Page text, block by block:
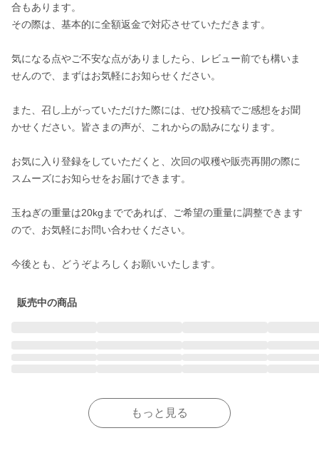
合もあります。
その際は、基本的に全額返金で対応させていただきます。
気になる点やご不安な点がありましたら、レビュー前でも構いま
せんので、まずはお気軽にお知らせください。
また、召し上がっていただけた際には、ぜひ投稿でご感想をお聞
かせください。皆さまの声が、これからの励みになります。
お気に入り登録をしていただくと、次回の収穫や販売再開の際に
スムーズにお知らせをお届けできます。
玉ねぎの重量は20kgまでであれば、ご希望の重量に調整できます
ので、お気軽にお問い合わせください。
今後とも、どうぞよろしくお願いいたします。
販売中の商品
もっと見る